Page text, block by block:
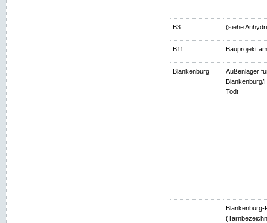
B3 (siehe
B11 Bauprojekt
Blankenburg
Außenlager
Blankenburg/
Todt
Blankenburg-